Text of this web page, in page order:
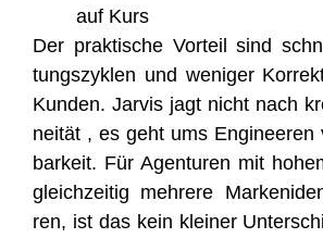
auf Kurs
Der prak­ti­sche Vor­teil sind
tungs­zy­klen und weni­ger
Kun­den. Jar­vis jagt nicht nach
nei­tät , es geht ums
bar­keit. Für Agen­tu­ren mit
gleich­zei­tig meh­re­re
ren, ist das kein klei­ner